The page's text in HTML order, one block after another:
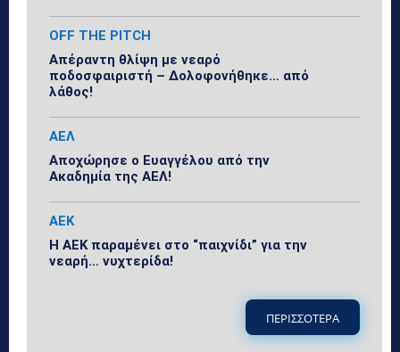
OFF THE PITCH
Απέραντη θλίψη με νεαρό
ποδοσφαιριστή – Δολοφονήθηκε… από
λάθος!
ΑΕΛ
Αποχώρησε ο Ευαγγέλου από την
Ακαδημία της ΑΕΛ!
ΑΕΚ
Η ΑΕΚ παραμένει στο “παιχνίδι” για την
νεαρή… νυχτερίδα!
ΠΕΡΙΣΣΟΤΕΡΑ